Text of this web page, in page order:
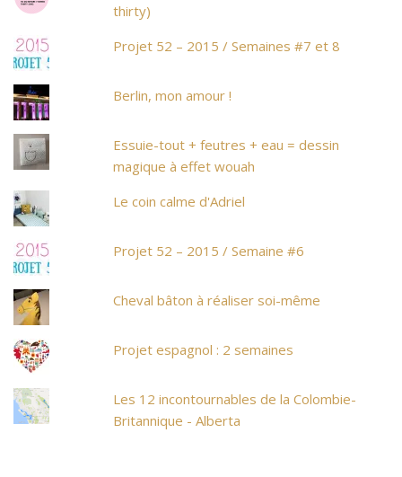
thirty)
Projet 52 – 2015 / Semaines #7 et 8
Berlin, mon amour !
Essuie-tout + feutres + eau = dessin
magique à effet wouah
Le coin calme d'Adriel
Projet 52 – 2015 / Semaine #6
Cheval bâton à réaliser soi-même
Projet espagnol : 2 semaines
Les 12 incontournables de la Colombie-
Britannique - Alberta